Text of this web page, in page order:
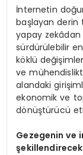
İnternetin
başlayan
yapay
sürdürülebilir
köklü
ve
alandaki
ekonomik ve
dönüştürücü
Gezegenin ve
şekillend